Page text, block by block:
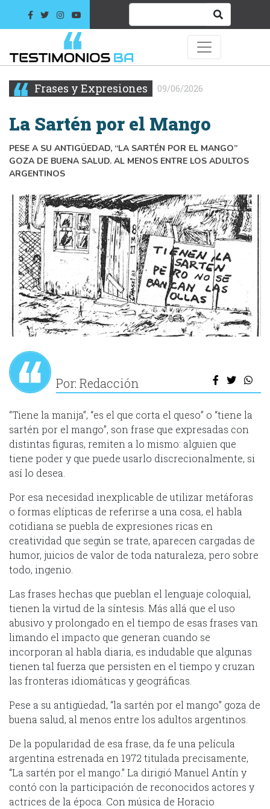
Frases y Expresiones 09/06/2026
La Sartén por el Mango
PESE A SU ANTIGÜEDAD, “LA SARTÉN POR EL MANGO”
GOZA DE BUENA SALUD. AL MENOS ENTRE LOS ADULTOS
ARGENTINOS
Por: Redacción
“Tiene la manija”, “es el que corta el queso” o “tiene la
sartén por el mango”, son frase que expresadas con
distintas figuras, remiten a lo mismo: alguien que
tiene poder y que puede usarlo discrecionalmente, si
así lo desea.
Por esa necesidad inexplicable de utilizar metáforas
o formas elípticas de referirse a una cosa, el habla
cotidiana se puebla de expresiones ricas en
creatividad que según se trate, aparecen cargadas de
humor, juicios de valor de toda naturaleza, pero sobre
todo, ingenio.
Las frases hechas que pueblan el lenguaje coloquial,
tienen la virtud de la síntesis. Más allá que el uso
abusivo y prolongado en el tiempo de esas frases van
limando el impacto que generan cuando se
incorporan al habla diaria, es indudable que algunas
tienen tal fuerza que persisten en el tiempo y cruzan
las fronteras idiomáticas y geográficas.
Pese a su antigüedad, “la sartén por el mango” goza de
buena salud, al menos entre los adultos argentinos.
De la popularidad de esa frase, da fe una película
argentina estrenada en 1972 titulada precisamente,
“La sartén por el mango.” La dirigió Manuel Antín y
contó con la participación de reconocidos actores y
actrices de la época. Con música de Horacio